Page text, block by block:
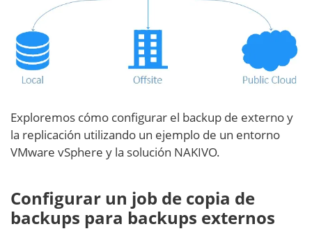
Exploremos cómo configurar el backup de externo y
la replicación utilizando un ejemplo de un entorno
VMware vSphere y la solución NAKIVO.
Configurar un job de copia de
backups para backups externos